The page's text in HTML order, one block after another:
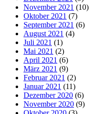
November 2021 (10)
Oktober 2021 (7)
September 2021 (6)
August 2021 (4)
Juli 2021 (1)
Mai 2021 (2)
April 2021 (6)
März 2021 (9)
Februar 2021 (2)
Januar 2021 (11)
Dezember 2020 (6)
November 2020 (9)